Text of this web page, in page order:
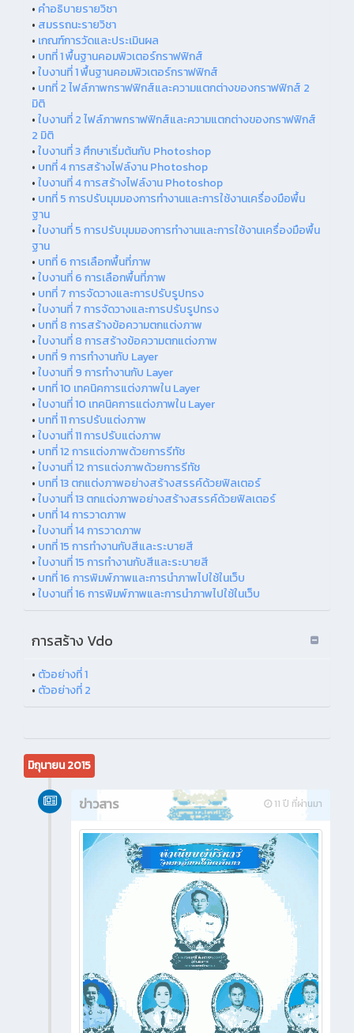
• คำอธิบายรายวิชา
• สมรรถนะรายวิชา
• เกณฑ์การวัดและประเมินผล
• บทที่ 1 พื้นฐานคอมพิวเตอร์กราฟฟิกส์
•ใบงานที่ 1 พื้นฐานคอมพิวเตอร์กราฟฟิกส์
• บทที่ 2 ไฟล์ภาพกราฟฟิกส์และความแตกต่างของกราฟฟิกส์ 2
มิติ
•ใบงานที่ 2 ไฟล์ภาพกราฟฟิกส์และความแตกต่างของกราฟฟิกส์
2 มิติ
•ใบงานที่ 3 ศึกษาเริ่มต้นกับ Photoshop
• บทที่ 4 การสร้างไฟล์งาน Photoshop
•ใบงานที่ 4 การสร้างไฟล์งาน Photoshop
• บทที่ 5 การปรับมุมมองการทำงานและการใช้งานเครื่องมือพื้น
ฐาน
•ใบงานที่ 5 การปรับมุมมองการทำงานและการใช้งานเครื่องมือพื้น
ฐาน
• บทที่ 6 การเลือกพื้นที่ภาพ
•ใบงานที่ 6 การเลือกพื้นที่ภาพ
• บทที่ 7 การจัดวางและการปรับรูปทรง
•ใบงานที่ 7 การจัดวางและการปรับรูปทรง
• บทที่ 8 การสร้างข้อความตกแต่งภาพ
•ใบงานที่ 8 การสร้างข้อความตกแต่งภาพ
• บทที่ 9 การทำงานกับ Layer
•ใบงานที่ 9 การทำงานกับ Layer
• บทที่ 10 เทคนิคการแต่งภาพใน Layer
•ใบงานที่ 10 เทคนิคการแต่งภาพใน Layer
• บทที่ 11 การปรับแต่งภาพ
•ใบงานที่ 11 การปรับแต่งภาพ
• บทที่ 12 การแต่งภาพด้วยการรีทัช
•ใบงานที่ 12 การแต่งภาพด้วยการรีทัช
• บทที่ 13 ตกแต่งภาพอย่างสร้างสรรค์ด้วยฟิลเตอร์
•ใบงานที่ 13 ตกแต่งภาพอย่างสร้างสรรค์ด้วยฟิลเตอร์
• บทที่ 14 การวาดภาพ
•ใบงานที่ 14 การวาดภาพ
• บทที่ 15 การทำงานกับสีและระบายสี
•ใบงานที่ 15 การทำงานกับสีและระบายสี
• บทที่ 16 การพิมพ์ภาพและการนำภาพไปใช้ในเว็บ
•ใบงานที่ 16 การพิมพ์ภาพและการนำภาพไปใช้ในเว็บ
การสร้าง Vdo
• ตัวอย่างที่ 1
• ตัวอย่างที่ 2
มิถุนายน 2015
11 ปี ที่ผ่านมา
ข่าวสาร